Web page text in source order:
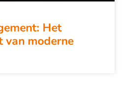
Het
van moderne